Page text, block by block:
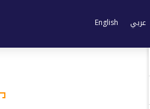
عربي English